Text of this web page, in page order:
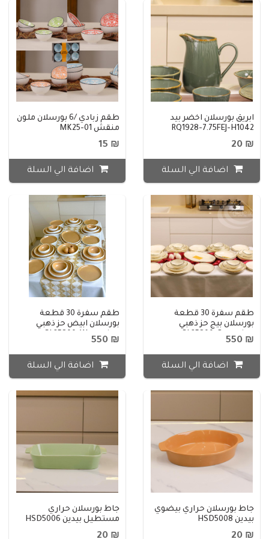
ابريق بورسلان اخضر بيد
RQ1928-7.75FEJ-H1042
₪ 20
اضافة الي السلة
طقم زبادي /6 بورسلان ملون
منقش MK25-01
₪ 15
اضافة الي السلة
طقم سفرة 30 قطعة
بورسلان بيج حز ذهبي
مطعوج SL25800-B
₪ 550
اضافة الي السلة
طقم سفرة 30 قطعة
بورسلان ابيض حز ذهبي
مطعوج SL25800-W
₪ 550
اضافة الي السلة
جاط بورسلان حراري بيضوي
بيدين HSD5008
₪ 20
جاط بورسلان حراري
مستطيل بيدين HSD5006
₪ 20